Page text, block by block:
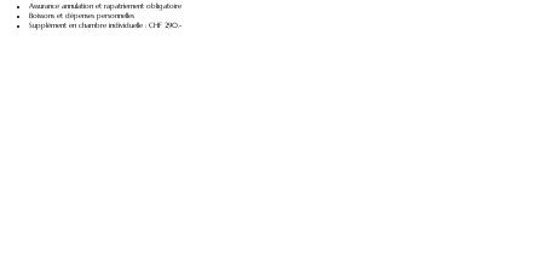
Assurance annulation et rapatriement obligatoire
Boissons et dépenses personnelles
Supplément en chambre individuelle : CHF 290.-